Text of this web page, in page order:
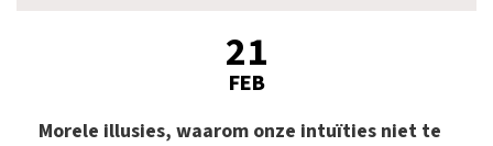
21
FEB
Morele illusies, waarom onze intuïties niet te